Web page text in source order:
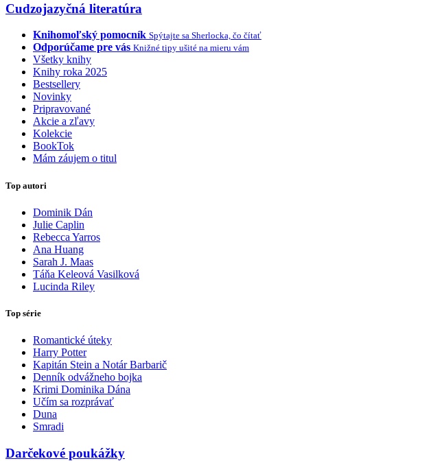
Cudzojazyčná literatúra
Knihomoľský pomocník Spýtajte sa Sherlocka, čo čítať
Odporúčame pre vás Knižné tipy ušité na mieru vám
Všetky knihy
Knihy roka 2025
Bestsellery
Novinky
Pripravované
Akcie a zľavy
Kolekcie
BookTok
Mám záujem o titul
Top autori
Dominik Dán
Julie Caplin
Rebecca Yarros
Ana Huang
Sarah J. Maas
Táňa Keleová Vasilková
Lucinda Riley
Top série
Romantické úteky
Harry Potter
Kapitán Stein a Notár Barbarič
Denník odvážneho bojka
Krimi Dominika Dána
Učím sa rozprávať
Duna
Smradi
Darčekové poukážky